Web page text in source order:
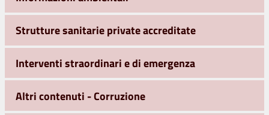
Strutture sanitarie private accreditate
Interventi straordinari e di emergenza
Altri contenuti - Corruzione